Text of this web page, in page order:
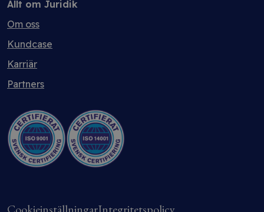
Allt om Juridik
Om oss
Kundcase
Karriär
Partners
CookieinställningarIntegritetspolicy